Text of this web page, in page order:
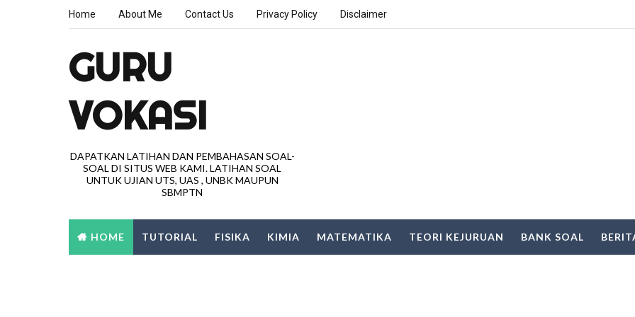
Home About Me Contact Us Privacy Policy Disclaimer
GURU
VOKASI
DAPATKAN LATIHAN DAN PEMBAHASAN SOAL-
SOAL DI SITUS WEB KAMI. LATIHAN SOAL
UNTUK UJIAN UTS, UAS , UNBK MAUPUN
SBMPTN
HOME TUTORIAL FISIKA KIMIA MATEMATIKA TEORI KEJURUAN BANK SOAL